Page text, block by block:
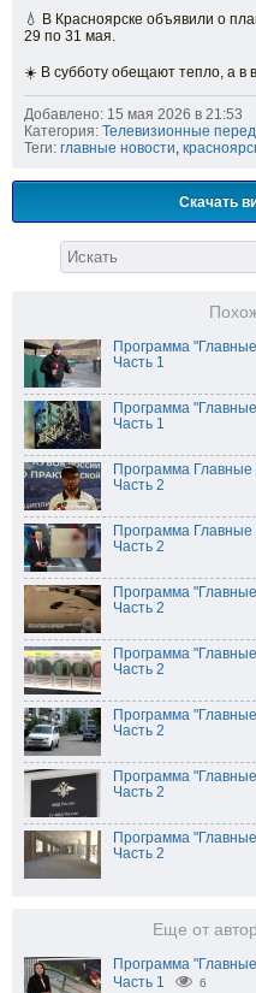
💧 В Красноярске объявили о
29 по 31 мая.
☀️ В субботу обещают тепло, а в
Добавлено: 15 мая 2026 в 21:53
Категория: Телевизионные
Теги: главные новости,
Скачать
Программа
Часть 1
Программа
Часть 1
Программа Главные
Часть 2
Программа Главные
Часть 2
Программа
Часть 2
Программа
Часть 2
Программа
Часть 2
Программа
Часть 2
Программа
Часть 2
Еще от
Программа
Часть 1
6